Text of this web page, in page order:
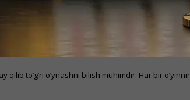
to’g’ri o’ynashni bilish muhimdir. Har bir